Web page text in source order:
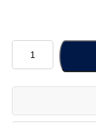
Количество
товара
S24H4224
Удлинитель
625